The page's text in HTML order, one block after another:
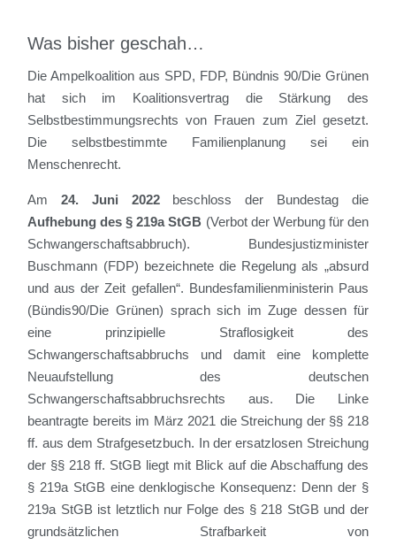
Was bisher geschah…
Die Ampelkoalition aus SPD, FDP, Bündnis 90/Die Grünen
hat sich im Koalitionsvertrag die Stärkung des
Selbstbestimmungsrechts von Frauen zum Ziel gesetzt.
Die selbstbestimmte Familienplanung sei ein
Menschenrecht.
Am24. Juni 2022beschloss der Bundestag die
Aufhebung des § 219a StGB (Verbot der Werbung für den
Schwangerschaftsabbruch). Bundesjustizminister
Buschmann (FDP) bezeichnete die Regelung als „absurd
und aus der Zeit gefallen“. Bundesfamilienministerin Paus
(Bündis90/Die Grünen) sprach sich im Zuge dessen für
eine prinzipielle Straflosigkeit des
Schwangerschaftsabbruchs und damit eine komplette
Neuaufstellung des deutschen
Schwangerschaftsabbruchsrechts aus. Die Linke
beantragte bereits im März 2021 die Streichung der §§ 218
ff. aus dem Strafgesetzbuch. In der ersatzlosen Streichung
der §§ 218 ff. StGB liegt mit Blick auf die Abschaffung des
§ 219a StGB eine denklogische Konsequenz: Denn der §
219a StGB ist letztlich nur Folge des § 218 StGB und der
grundsätzlichen Strafbarkeit von